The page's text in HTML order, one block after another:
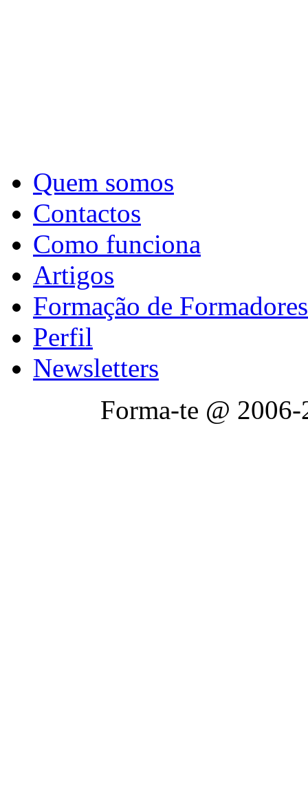
Quem somos
Contactos
Como funciona
Artigos
Formação de Formadores
Perfil
Newsletters
Forma-te @